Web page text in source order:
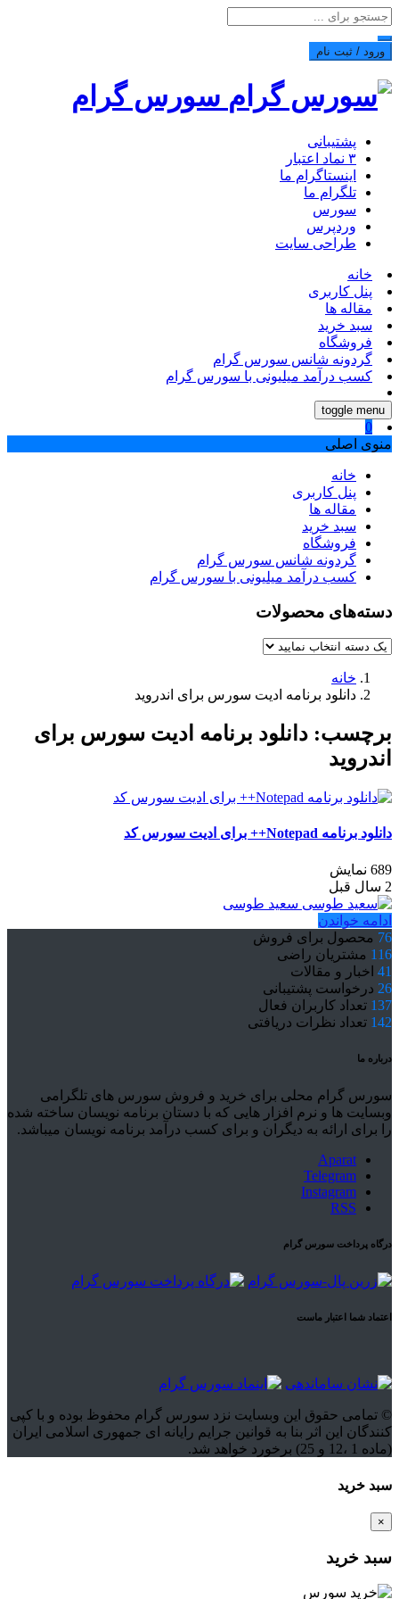
ورود / ثبت نام
سورس گرام
پشتیبانی
۳ نماد اعتبار
اینستاگرام ما
تلگرام ما
سورس
وردپرس
طراحی سایت
خانه
پنل کاربری
مقاله ها
سبد خرید
فروشگاه
گردونه شانس سورس گرام
کسب درآمد میلیونی با سورس گرام
toggle menu
0
منوی اصلی
خانه
پنل کاربری
مقاله ها
سبد خرید
فروشگاه
گردونه شانس سورس گرام
کسب درآمد میلیونی با سورس گرام
دسته‌های محصولات
خانه
دانلود برنامه ادیت سورس برای اندروید
برچسب: دانلود برنامه ادیت سورس برای
اندروید
دانلود برنامه Notepad++ برای ادیت سورس کد
689 نمایش
2 سال قبل
سعید طوسی
ادامه خواندن
76 محصول برای فروش
116 مشتریان راضی
41 اخبار و مقالات
26 درخواست پشتیبانی
137 تعداد کاربران فعال
142 تعداد نظرات دریافتی
درباره ما
سورس گرام محلی برای خرید و فروش سورس های تلگرامی
وبسایت ها و نرم افزار هایی که با دستان برنامه نویسان ساخته شده
را برای ارائه به دیگران و برای کسب درآمد برنامه نویسان میباشد.
Aparat
Telegram
Instagram
RSS
درگاه پرداخت سورس گرام
اعتماد شما اعتبار ماست
© تمامی حقوق این وبسایت نزد سورس گرام محفوظ بوده و با کپی
کنندگان این اثر بنا به قوانین جرایم رایانه ای جمهوری اسلامی ایران
(ماده 1 ،12 و 25) برخورد خواهد شد.
سبد خرید
×
سبد خرید